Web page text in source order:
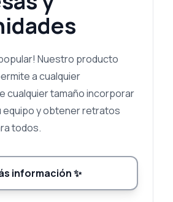
Nuestro producto
a cualquier
cualquier tamaño incorporar
equipo y obtener retratos
todos.
información✨